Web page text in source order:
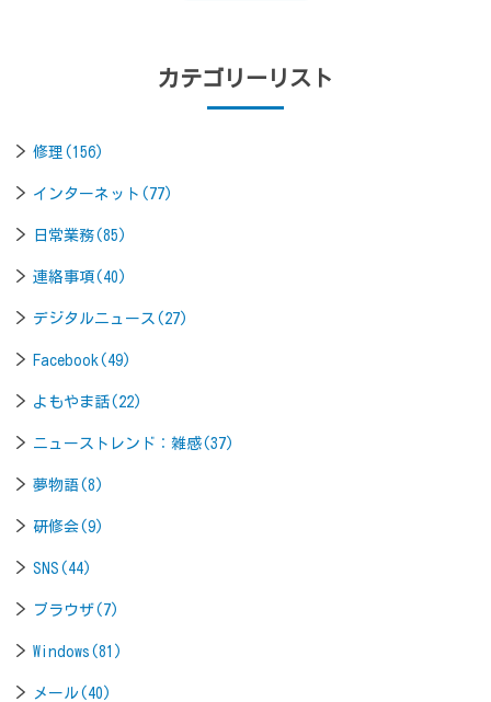
カテゴリーリスト
修理(156)
インターネット(77)
日常業務(85)
連絡事項(40)
デジタルニュース(27)
Facebook(49)
よもやま話(22)
ニューストレンド：雑感(37)
夢物語(8)
研修会(9)
SNS(44)
ブラウザ(7)
Windows(81)
メール(40)